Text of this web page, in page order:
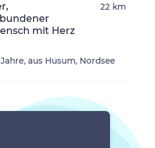
mit Herz
aus Husum, Nordsee
22 km